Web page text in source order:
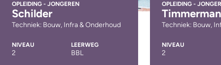
OPLEIDING - JONGEREN
Schilder
Techniek: Bouw, Infra & Onderhoud
NIVEAU
2
LEERWEG
BBL
OPLEIDING -
Timmerman
Techniek: Bouw,
NIVEAU
2